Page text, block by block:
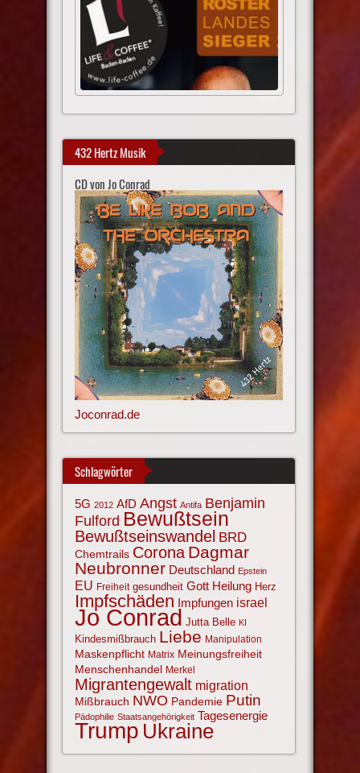
432 Hertz Musik
CD von Jo Conrad
Joconrad.de
Schlagwörter
5G 2012 AfD Angst Antifa Benjamin
Fulford Bewußtsein
Bewußtseinswandel BRD
Chemtrails Corona Dagmar
Neubronner Deutschland Epstein
EU Freiheit gesundheit Gott Heilung Herz
Impfschäden Impfungen israel
Jo Conrad Jutta Belle KI
Kindesmißbrauch Liebe Manipulation
Maskenpflicht Matrix Meinungsfreiheit
Menschenhandel Merkel
Migrantengewalt migration
Mißbrauch NWO Pandemie Putin
Pädophilie Staatsangehörigkeit Tagesenergie
Trump Ukraine